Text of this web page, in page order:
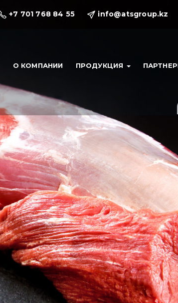
+7 701 768 84 55 info@atsgroup.kz
О КОМПАНИИ ПРОДУКЦИЯ